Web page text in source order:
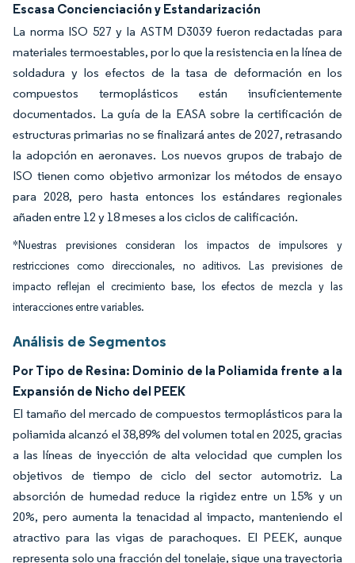
Escasa Concienciación y Estandarización
La norma ISO 527 y la ASTM D3039 fueron redactadas para
materiales termoestables, por lo que la resistencia en la línea de
soldadura y los efectos de la tasa de deformación en los
compuestos termoplásticos están insuficientemente
documentados. La guía de la EASA sobre la certificación de
estructuras primarias no se finalizará antes de 2027, retrasando
la adopción en aeronaves. Los nuevos grupos de trabajo de
ISO tienen como objetivo armonizar los métodos de ensayo
para 2028, pero hasta entonces los estándares regionales
añaden entre 12 y 18 meses a los ciclos de calificación.
*Nuestras previsiones consideran los impactos de impulsores y
restricciones como direccionales, no aditivos. Las previsiones de
impacto reflejan el crecimiento base, los efectos de mezcla y las
interacciones entre variables.
Análisis de Segmentos
Por Tipo de Resina: Dominio de la Poliamida frente a la
Expansión de Nicho del PEEK
El tamaño del mercado de compuestos termoplásticos para la
poliamida alcanzó el 38,89% del volumen total en 2025, gracias
a las líneas de inyección de alta velocidad que cumplen los
objetivos de tiempo de ciclo del sector automotriz. La
absorción de humedad reduce la rigidez entre un 15% y un
20%, pero aumenta la tenacidad al impacto, manteniendo el
atractivo para las vigas de parachoques. El PEEK, aunque
representa solo una fracción del tonelaje, sigue una trayectoria